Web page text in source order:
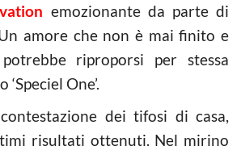
emozionante da parte di
amore che non è mai finito e
riproporsi per stessa
One’.
dei tifosi di casa,
risultati ottenuti. Nel mirino